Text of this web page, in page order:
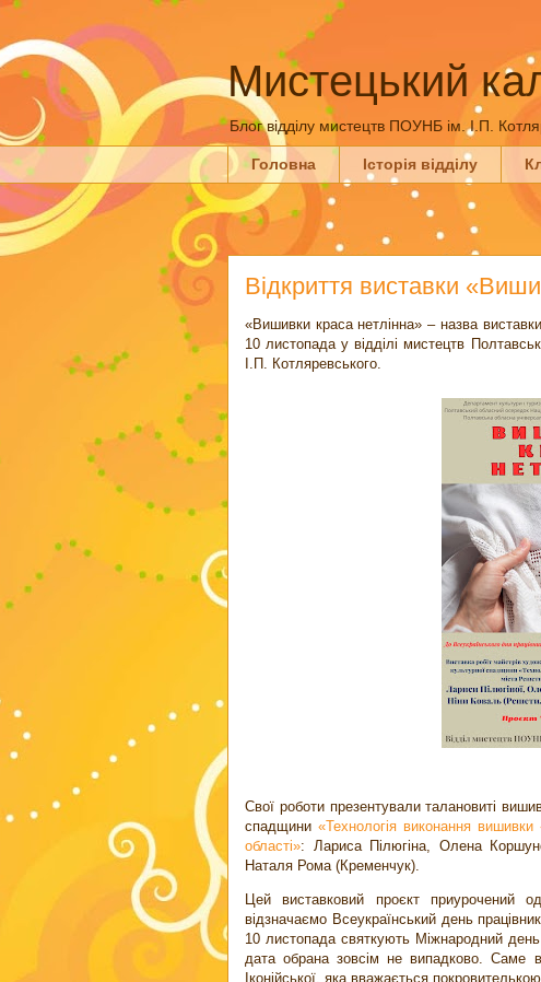
Мистецький
Блог відділу мистецтв ПОУНБ ім. І.П.
Головна Історія відділу
Відкриття виставки
«Вишивки краса нетлінна» – назва
10 листопада у відділі мистецтв
І.П. Котляревського.
Свої роботи презентували талановиті
спадщини «Технологія виконання
області»: Лариса Пілюгіна, Олена
Наталя Рома (Кременчук).
Цей виставковий проєкт
відзначаємо Всеукраїнський день
10 листопада святкують Міжнародний
дата обрана зовсім не випадково. Саме
Іконійської, яка вважається